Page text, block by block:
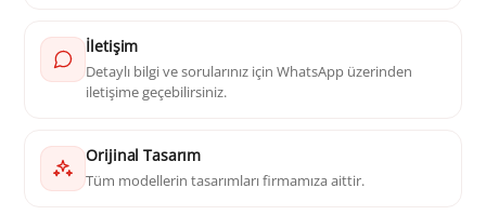
İletişim
Detaylı bilgi ve sorularınız için WhatsApp üzerinden
iletişime geçebilirsiniz.
Orijinal Tasarım
Tüm modellerin tasarımları firmamıza aittir.